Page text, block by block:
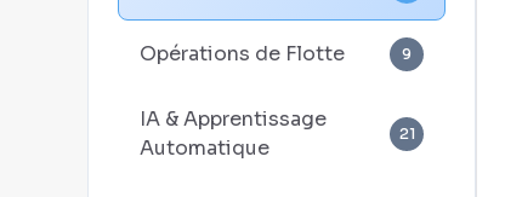
Opérations de Flotte 9
IA & Apprentissage
Automatique
21